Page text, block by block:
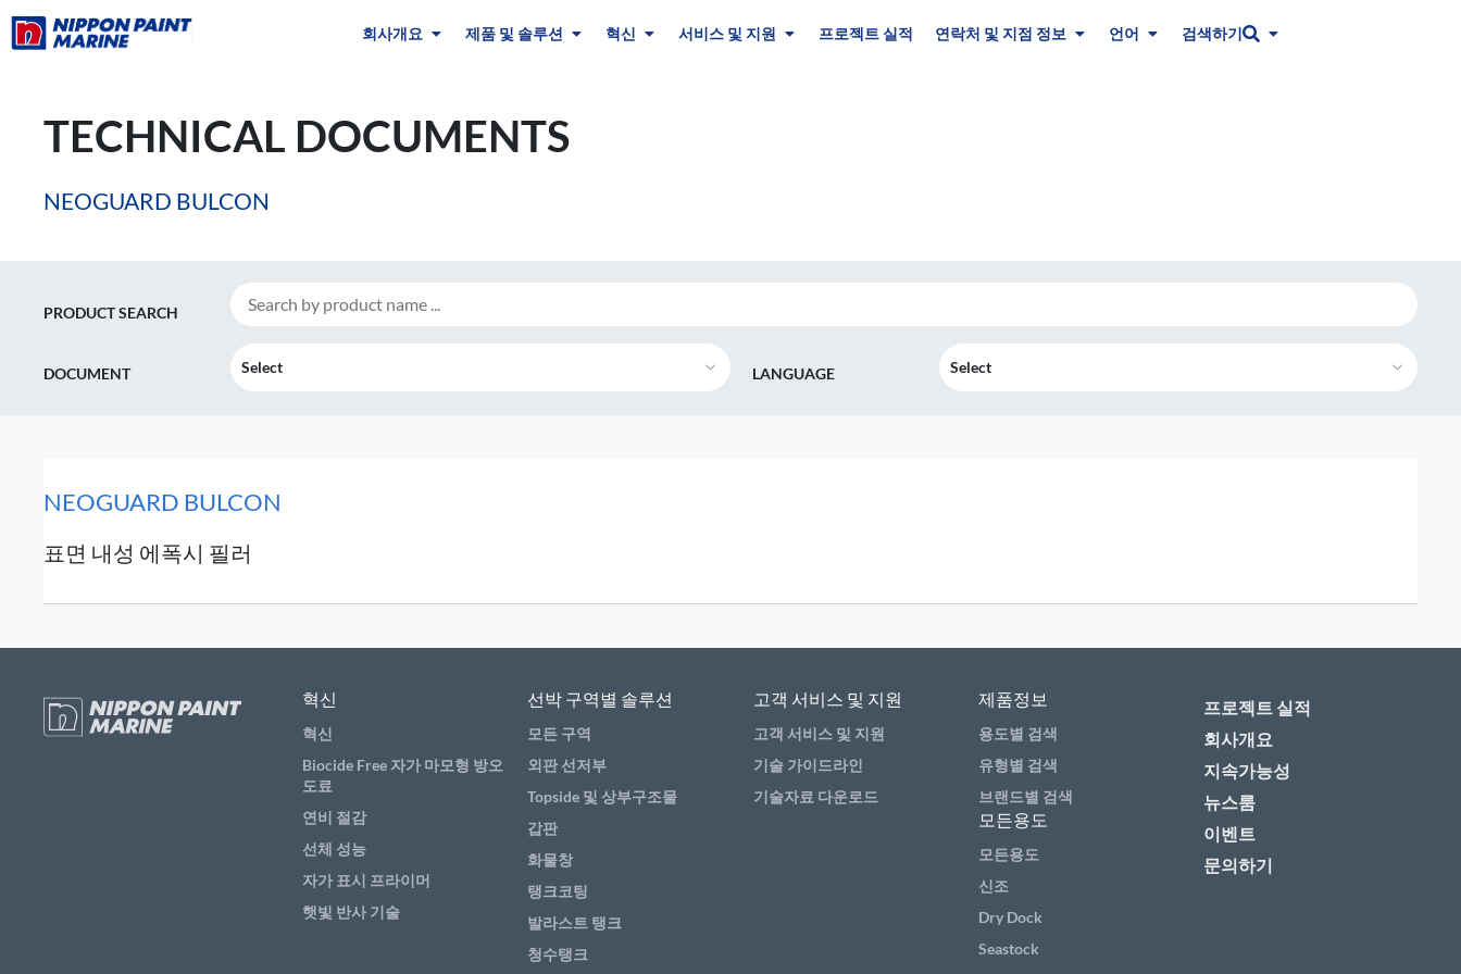
회사개요 제품 및 솔루션 혁신 서비스 및 지원 프로젝트 실적 연락처 및 지점 정보 언어 검색하기
TECHNICAL DOCUMENTS
NEOGUARD BULCON
PRODUCT SEARCH
DOCUMENT Select LANGUAGE Select
NEOGUARD BULCON
표면 내성 에폭시 필러
혁신
혁신
Biocide Free 자가 마모형 방오
도료
연비 절감
선체 성능
자가 표시 프라이머
햇빛 반사 기술
선박 구역별 솔루션
모든 구역
외판 선저부
Topside 및 상부구조물
갑판
화물창
탱크코팅
발라스트 탱크
청수탱크
고객 서비스 및 지원
고객 서비스 및 지원
기술 가이드라인
기술자료 다운로드
제품정보
용도별 검색
유형별 검색
브랜드별 검색
모든용도
모든용도
신조
Dry Dock
Seastock
프로젝트 실적
회사개요
지속가능성
뉴스룸
이벤트
문의하기